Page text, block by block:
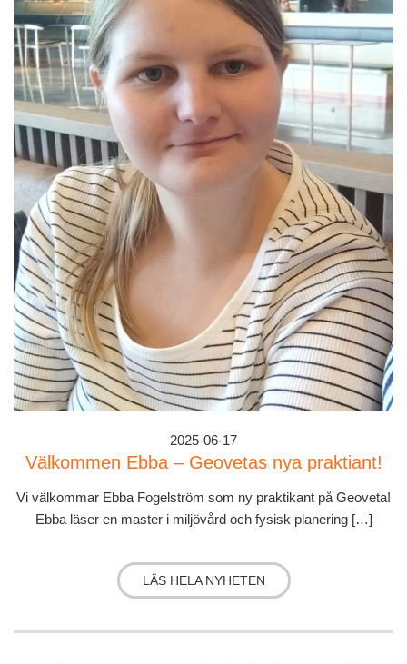
2025-06-17
Välkommen Ebba – Geovetas nya praktiant!
Vi välkommar Ebba Fogelström som ny praktikant på Geoveta!
Ebba läser en master i miljövård och fysisk planering […]
LÄS HELA NYHETEN